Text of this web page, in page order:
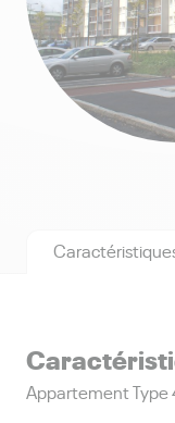
appartement